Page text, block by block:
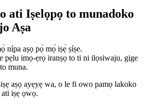
ati Iṣelọpọ to munadoko
Aṣa
nípa aṣọ pọ̀ mọ́ iṣẹ́ ṣíṣe.
pẹlu imọ-ẹrọ iranṣọ to ti ni ilọsiwaju, gige
muna.
aṣọ ayẹyẹ wa, o le fi owo pamọ lakoko
iṣẹ ọwọ.